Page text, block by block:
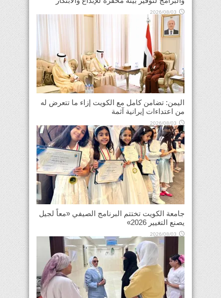
2026/08/03
اليمن: تضامن كامل مع الكويت إزاء ما تتعرض له
من اعتداءات إيرانية آثمة
2026/08/03
جامعة الكويت تختتم البرنامج الصيفي «معاً لجيل
يصنع التغيير 2026»
2026/08/03